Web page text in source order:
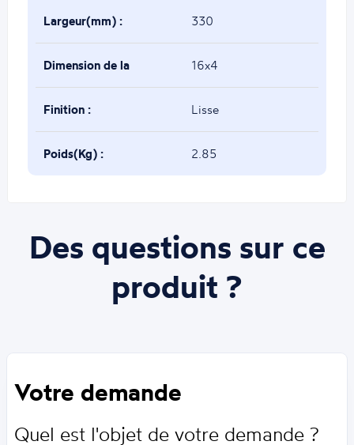
Largeur(mm) : 330
Dimension de la
base(mm) :
16x4
Finition : Lisse
Poids(Kg) : 2.85
Des questions sur ce
produit ?
Votre demande
Quel est l'objet de votre demande ?